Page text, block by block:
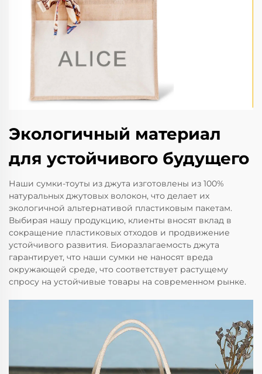
Экологичный материал
для устойчивого будущего
Наши сумки-тоуты из джута изготовлены из 100%
натуральных джутовых волокон, что делает их
экологичной альтернативой пластиковым пакетам.
Выбирая нашу продукцию, клиенты вносят вклад в
сокращение пластиковых отходов и продвижение
устойчивого развития. Биоразлагаемость джута
гарантирует, что наши сумки не наносят вреда
окружающей среде, что соответствует растущему
спросу на устойчивые товары на современном рынке.